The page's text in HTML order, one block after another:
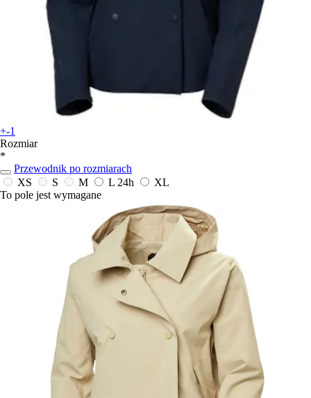
+-1
Rozmiar
*
Przewodnik po rozmiarach
XS
S M L 24h
XL
To pole jest wymagane